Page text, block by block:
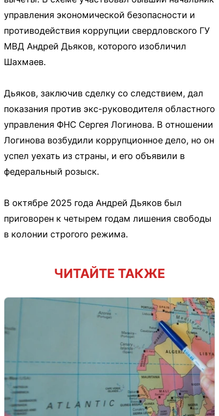
управления экономической безопасности и
противодействия коррупции свердловского ГУ
МВД Андрей Дьяков, которого изобличил
Шахмаев.
Дьяков, заключив сделку со следствием, дал
показания против экс-руководителя областного
управления ФНС Сергея Логинова. В отношении
Логинова возбудили коррупционное дело, но он
успел уехать из страны, и его объявили в
федеральный розыск.
В октябре 2025 года Андрей Дьяков был
приговорен к четырем годам лишения свободы
в колонии строгого режима.
ЧИТАЙТЕ ТАКЖЕ